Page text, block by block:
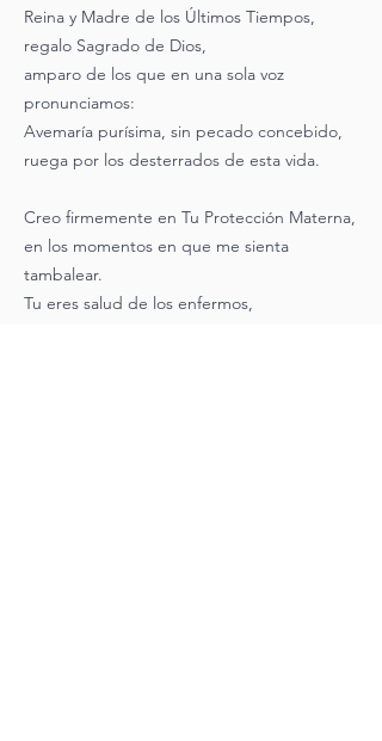
Reina y Madre de los Últimos Tiempos,
regalo Sagrado de Dios,
amparo de los que en una sola voz
pronunciamos:
Avemaría purísima, sin pecado concebido,
ruega por los desterrados de esta vida.
Creo firmemente en Tu Protección Materna,
en los momentos en que me sienta
tambalear.
Tu eres salud de los enfermos,